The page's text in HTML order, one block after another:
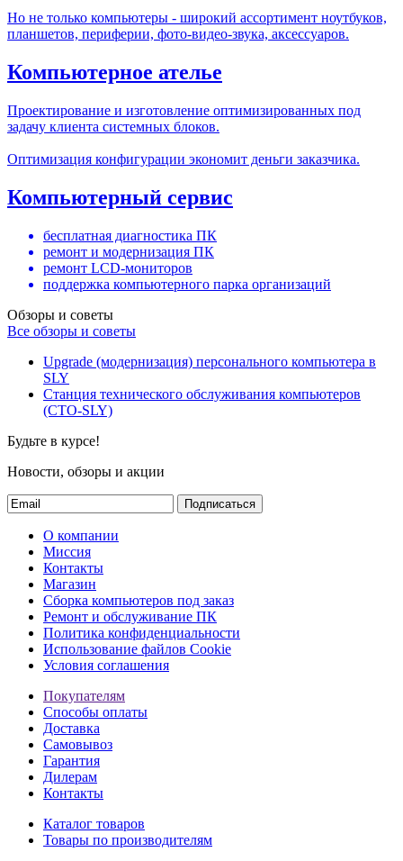
Но не только компьютеры - широкий ассортимент ноутбуков,
планшетов, периферии, фото-видео-звука, аксессуаров.
Компьютерное ателье
Проектирование и изготовление оптимизированных под
задачу клиента системных блоков.
Оптимизация конфигурации экономит деньги заказчика.
Компьютерный сервис
бесплатная диагностика ПК
ремонт и модернизация ПК
ремонт LCD-мониторов
поддержка компьютерного парка организаций
Обзоры и советы
Все обзоры и советы
Upgrade (модернизация) персонального компьютера в
SLY
Станция технического обслуживания компьютеров
(СТО-SLY)
Будьте в курсе!
Новости, обзоры и акции
Подписаться
О компании
Миссия
Контакты
Магазин
Сборка компьютеров под заказ
Ремонт и обслуживание ПК
Политика конфиденциальности
Использование файлов Cookie
Условия соглашения
Покупателям
Способы оплаты
Доставка
Самовывоз
Гарантия
Дилерам
Контакты
Каталог товаров
Товары по производителям